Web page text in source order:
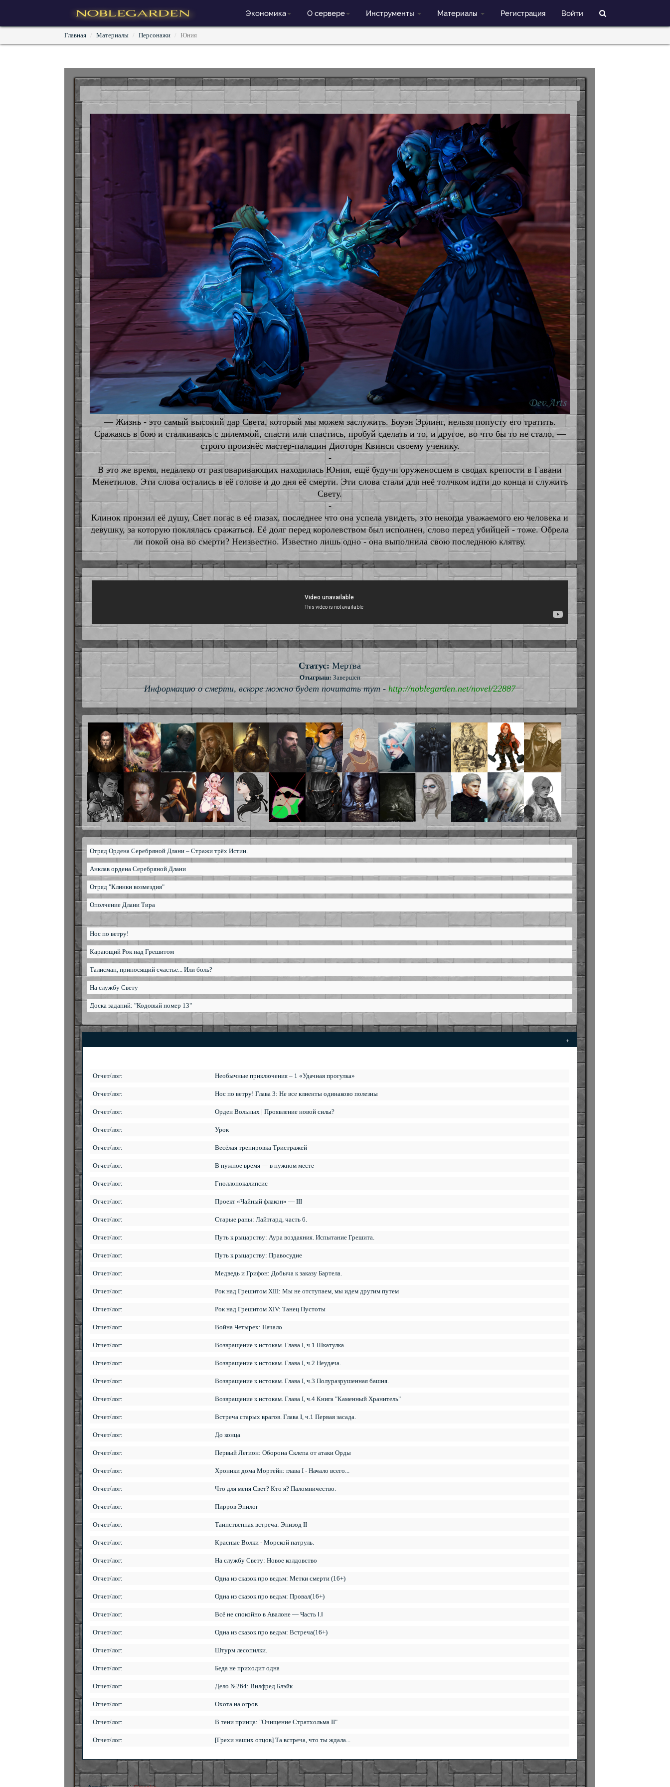
Экономика О сервере Инструменты Материалы Регистрация Войти
Главная Материалы Персонажи Юния
— Жизнь - это самый высокий дар Света, который мы можем заслужить. Боуэн Эрлинг, нельзя попусту его тратить.
Сражаясь в бою и сталкиваясь с дилеммой, спасти или спастись, пробуй сделать и то, и другое, во что бы то не стало, —
строго произнёс мастер-паладин Диоторн Квинси своему ученику.
-
В это же время, недалеко от разговаривающих находилась Юния, ещё будучи оруженосцем в сводах крепости в Гавани
Менетилов. Эти слова остались в её голове и до дня её смерти. Эти слова стали для неё толчком идти до конца и служить
Свету.
-
Клинок пронзил её душу, Свет погас в её глазах, последнее что она успела увидеть, это некогда уважаемого ею человека и
девушку, за которую поклялась сражаться. Её долг перед королевством был исполнен, слово перед убийцей - тоже. Обрела
ли покой она во смерти? Неизвестно. Известно лишь одно - она выполнила свою последнюю клятву.
Статус:Мертва
Отыгрыш: Завершен
Информацию о смерти, вскоре можно будет почитать тут - http://noblegarden.net/novel/22887
Отряд Ордена Серебряной Длани – Стражи трёх Истин.
Анклав ордена Серебряной Длани
Отряд "Клинки возмездия"
Ополчение Длани Тира
Нос по ветру!
Карающий Рок над Грешитом
Талисман, приносящий счастье... Или боль?
На службу Свету
Доска заданий: "Кодовый номер 13"
Отчет/лог: Необычные приключения – 1 «Удачная прогулка»
Отчет/лог: Нос по ветру! Глава 3: Не все клиенты одинаково полезны
Отчет/лог: Орден Вольных | Проявление новой силы?
Отчет/лог: Урок
Отчет/лог: Весёлая тренировка Тристражей
Отчет/лог: В нужное время — в нужном месте
Отчет/лог: Гноллопокалипсис
Отчет/лог: Проект «Чайный флакон» — III
Отчет/лог: Старые раны: Лайтгард, часть 6.
Отчет/лог: Путь к рыцарству: Аура воздаяния. Испытание Грешита.
Отчет/лог: Путь к рыцарству: Правосудие
Отчет/лог: Медведь и Грифон: Добыча к заказу Бартела.
Отчет/лог: Рок над Грешитом XIII: Мы не отступаем, мы идем другим путем
Отчет/лог: Рок над Грешитом XIV: Танец Пустоты
Отчет/лог: Война Четырех: Начало
Отчет/лог: Возвращение к истокам. Глава I, ч.1 Шкатулка.
Отчет/лог: Возвращение к истокам. Глава I, ч.2 Неудача.
Отчет/лог: Возвращение к истокам. Глава I, ч.3 Полуразрушенная башня.
Отчет/лог: Возвращение к истокам. Глава I, ч.4 Книга "Каменный Хранитель"
Отчет/лог: Встреча старых врагов. Глава I, ч.1 Первая засада.
Отчет/лог: До конца
Отчет/лог: Первый Легион: Оборона Склепа от атаки Орды
Отчет/лог: Хроники дома Мортейн: глава I - Начало всего...
Отчет/лог: Что для меня Свет? Кто я? Паломничество.
Отчет/лог: Пирров Эпилог
Отчет/лог: Таинственная встреча: Эпизод II
Отчет/лог: Красные Волки - Морской патруль.
Отчет/лог: На службу Свету: Новое колдовство
Отчет/лог: Одна из сказок про ведьм: Метки смерти (16+)
Отчет/лог: Одна из сказок про ведьм: Провал(16+)
Отчет/лог: Всё не спокойно в Авалоне — Часть Ⅰ.Ⅰ
Отчет/лог: Одна из сказок про ведьм: Встреча(16+)
Отчет/лог: Штурм лесопилки.
Отчет/лог: Беда не приходит одна
Отчет/лог: Дело №264: Вилфред Блэйк
Отчет/лог: Охота на огров
Отчет/лог: В тени принца: "Очищение Стратхольма II"
Отчет/лог: [Грехи наших отцов] Та встреча, что ты ждала...